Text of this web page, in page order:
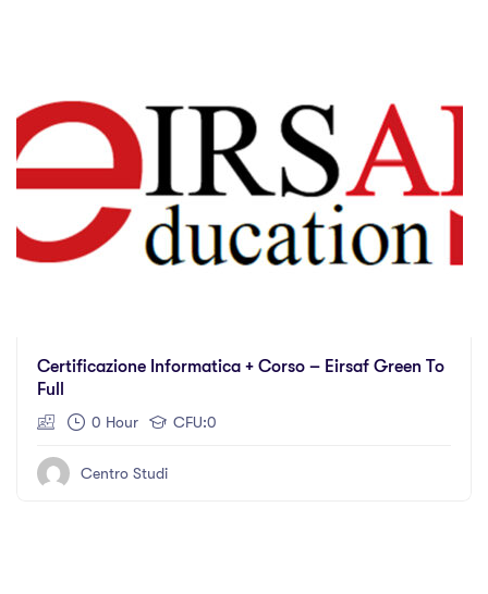
Certificazione Informatica + Corso – Eirsaf Green To
Full
0 Hour CFU:0
Centro Studi